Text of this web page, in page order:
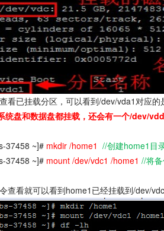
看已挂载分区，可以看到/dev/vda1对应
统盘和数据盘都挂载，还会有一个/dev/
37458 ~]# mkdir /home1 //创建home1目
37458 ~]# mount /dev/vdc1 /home1 //将
查看就可以看到home1已经挂载到/dev/